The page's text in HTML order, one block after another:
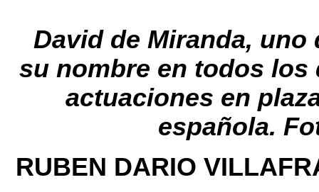
David de Miranda,
su nombre en todos
actuaciones en
española.
RUBEN DARIO